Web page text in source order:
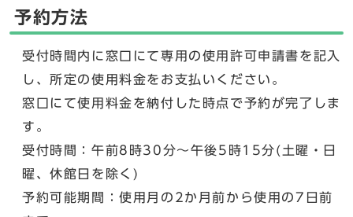
予約方法
受付時間内に窓口にて専用の使用許可申請書を記入
し、所定の使用料金をお支払いください。
窓口にて使用料金を納付した時点で予約が完了しま
す。
受付時間：午前8時30分～午後5時15分(土曜・日
曜、休館日を除く)
予約可能期間：使用月の2か月前から使用の7日前